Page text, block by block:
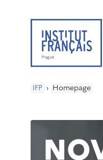
IFP › Homepage